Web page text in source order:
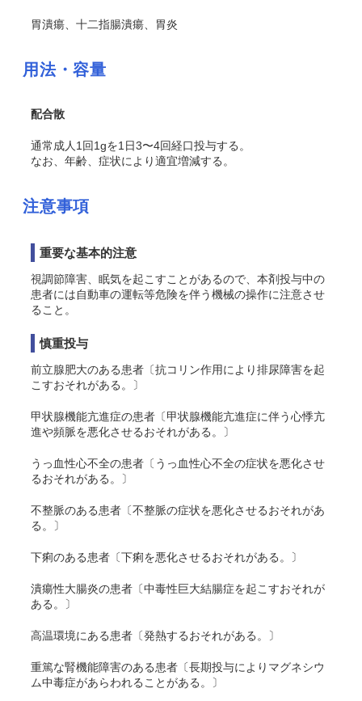
胃潰瘍、十二指腸潰瘍、胃炎
用法・容量
配合散
通常成人1回1gを1日3〜4回経口投与する。
なお、年齢、症状により適宜増減する。
注意事項
重要な基本的注意
視調節障害、眠気を起こすことがあるので、本剤投与中の
患者には自動車の運転等危険を伴う機械の操作に注意させ
ること。
慎重投与
前立腺肥大のある患者〔抗コリン作用により排尿障害を起
こすおそれがある。〕
甲状腺機能亢進症の患者〔甲状腺機能亢進症に伴う心悸亢
進や頻脈を悪化させるおそれがある。〕
うっ血性心不全の患者〔うっ血性心不全の症状を悪化させ
るおそれがある。〕
不整脈のある患者〔不整脈の症状を悪化させるおそれがあ
る。〕
下痢のある患者〔下痢を悪化させるおそれがある。〕
潰瘍性大腸炎の患者〔中毒性巨大結腸症を起こすおそれが
ある。〕
高温環境にある患者〔発熱するおそれがある。〕
重篤な腎機能障害のある患者〔長期投与によりマグネシウ
ム中毒症があらわれることがある。〕